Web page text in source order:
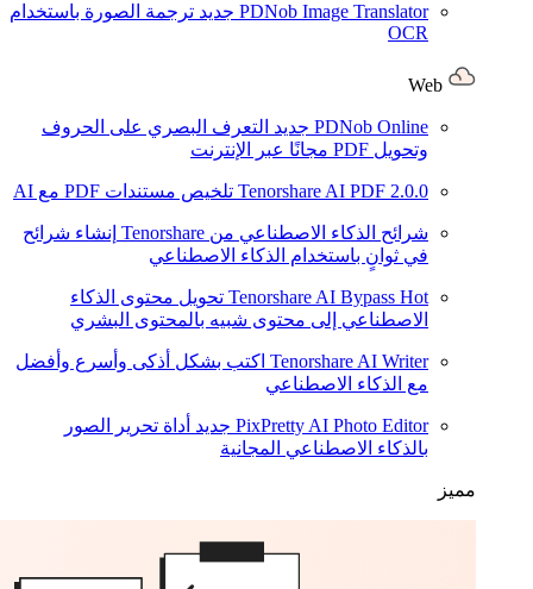
PDNob Image Translator جديد ترجمة الصورة باستخدام
OCR
PDNob Online جديد التعرف البصري على الحروف
وتحويل PDF مجانًا عبر الإنترنت
Tenorshare AI PDF 2.0.0 تلخيص مستندات PDF مع AI
شرائح الذكاء الاصطناعي من Tenorshare
إنشاء شرائح
في ثوانٍ باستخدام الذكاء الاصطناعي
Tenorshare AI Bypass Hot
تحويل محتوى الذكاء
الاصطناعي إلى محتوى شبيه بالمحتوى البشري
Tenorshare AI Writer اكتب بشكل أذكى وأسرع وأفضل
مع الذكاء الاصطناعي
PixPretty AI Photo Editor جديد أداة تحرير الصور
بالذكاء الاصطناعي المجانية
مميز